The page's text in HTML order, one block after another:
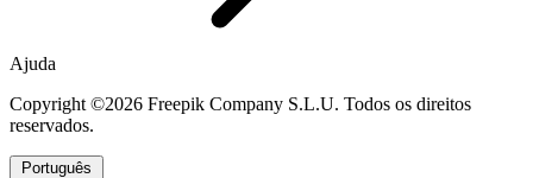
Ajuda
Copyright ©2026 Freepik Company S.L.U. Todos os direitos
reservados.
Português